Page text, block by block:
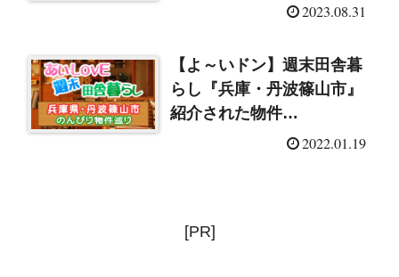
2023.08.31
【よ～いドン】週末田舎暮
らし『兵庫・丹波篠山市』
紹介された物件
2022.01.19
[PR]